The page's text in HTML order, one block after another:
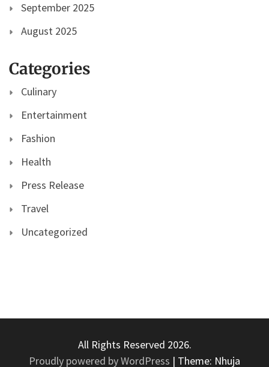
September 2025
August 2025
Categories
Culinary
Entertainment
Fashion
Health
Press Release
Travel
Uncategorized
All Rights Reserved 2026.
Proudly powered by WordPress | Theme: Nhuja